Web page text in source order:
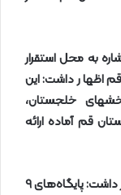
به محل استقرار
اظها ر داشت: این
خلجستان،
قم آماده ارائه
داشت: پایگاه‌های۹